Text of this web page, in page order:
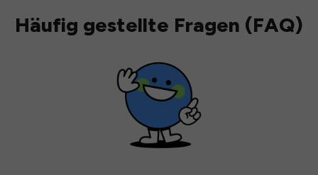
Häufig gestellte Fragen (FAQ)